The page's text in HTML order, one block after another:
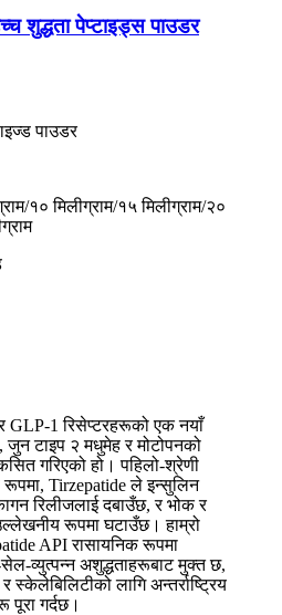
शुद्धता पेप्टाइड्स पाउडर
पाउडर
१० मिलीग्राम/१५ मिलीग्राम/२०
GLP-1 रिसेप्टरहरूको एक नयाँ
जुन टाइप २ मधुमेह र मोटोपनको
गरिएको हो। पहिलो-श्रेणी
Tirzepatide ले इन्सुलिन
रिलीजलाई दबाउँछ, र भोक र
रूपमा घटाउँछ। हाम्रो
API रासायनिक रूपमा
व्युत्पन्न अशुद्धताहरूबाट मुक्त छ,
स्केलेबिलिटीको लागि अन्तर्राष्ट्रिय
पूरा गर्दछ।